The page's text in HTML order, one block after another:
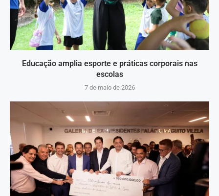
Educação amplia esporte e práticas corporais nas
escolas
7 de maio de 2026